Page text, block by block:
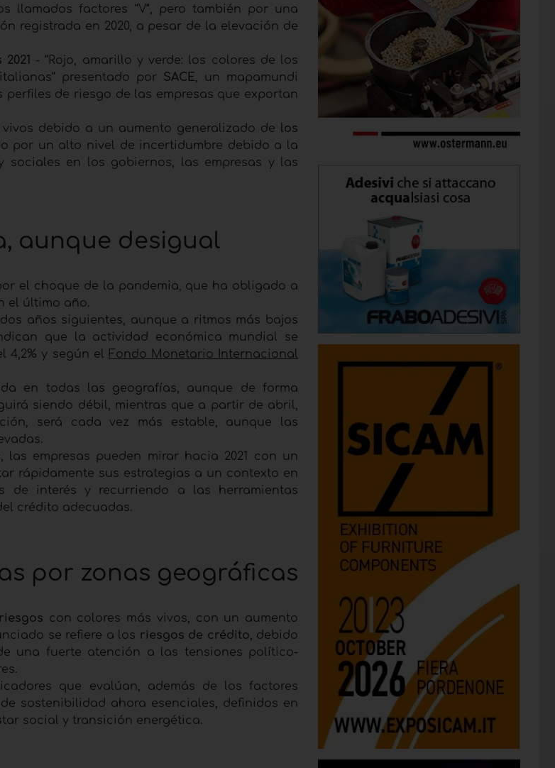
llamados factores “V“, pero también por una
registrada en 2020, a pesar de la elevación de
- “Rojo, amarillo y verde: los colores de los
presentado por SACE
, un mapamundi
de riesgo de las empresas que exportan
debido a un aumento generalizado de los
por un alto nivel de incertidumbre debido a la
en los gobiernos, las empresas y las
aunque desigual
el choque de la pandemia, que ha obligado a
el último año.
años siguientes, aunque a ritmos más bajos
que la actividad económica mundial se
4,2% y según el
Fondo Monetario Internacional
en todas las geografías, aunque de forma
siendo débil, mientras que a partir de abril,
será cada vez más estable, aunque las
las empresas pueden mirar hacia 2021 con un
rápidamente sus estrategias a un contexto en
de interés y recurriendo a las herramientas
crédito adecuadas.
por zonas geográficas
riesgos con colores más vivos, con un aumento
se refiere a los riesgos de crédito , debido
una fuerte atención a las tensiones político-
que evalúan, además de los factores
de sostenibilidad ahora esenciales, definidos en
social y transición energética.